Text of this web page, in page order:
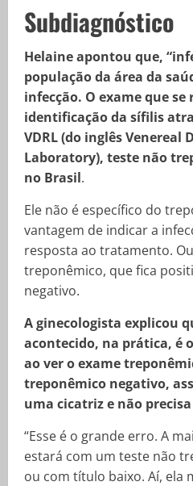
Subdiagnóstico
Helaine apontou que,
população da área da
infecção. O exame que
identificação da sífilis
VDRL (do inglês Venereal
Laboratory), teste não
no Brasil.
Ele não é específico do
vantagem de indicar a
resposta ao tratamento.
treponêmico, que fica
negativo.
A ginecologista explicou
acontecido, na prática, é
ao ver o exame
treponêmico negativo,
uma cicatriz e não
“Esse é o grande erro. A
estará com um teste não
ou com título baixo. Aí, ela